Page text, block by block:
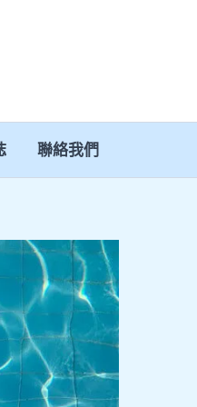
聯絡我們